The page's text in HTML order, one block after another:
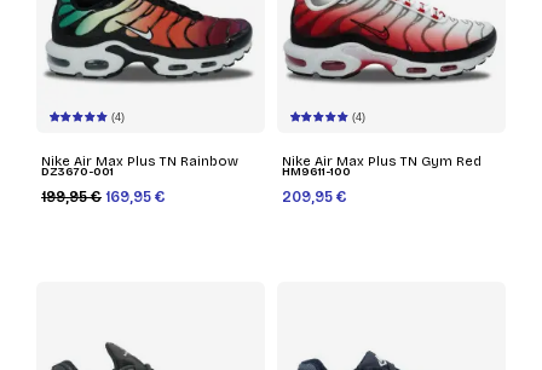
(4)
Nike Air Max Plus TN Rainbow
DZ3670-001
199,95 € 169,95 €
(4)
Nike Air Max Plus TN Gym Red
HM9611-100
209,95 €